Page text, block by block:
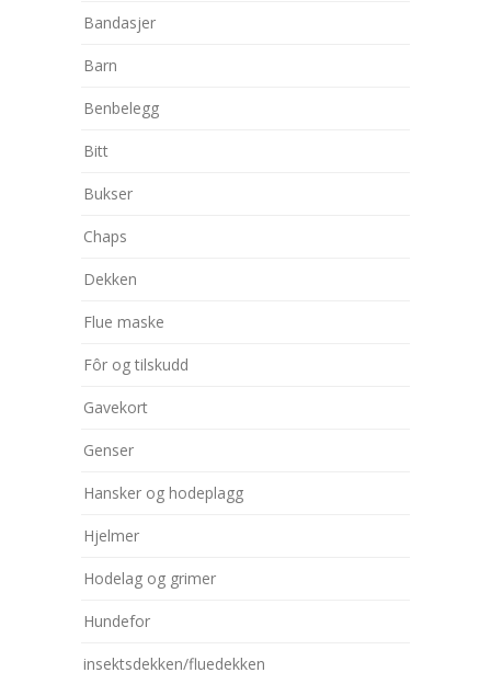
Bandasjer
Barn
Benbelegg
Bitt
Bukser
Chaps
Dekken
Flue maske
Fôr og tilskudd
Gavekort
Genser
Hansker og hodeplagg
Hjelmer
Hodelag og grimer
Hundefor
insektsdekken/fluedekken